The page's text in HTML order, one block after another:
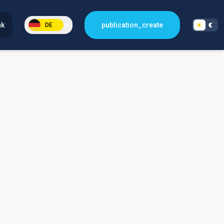
DE publication_create